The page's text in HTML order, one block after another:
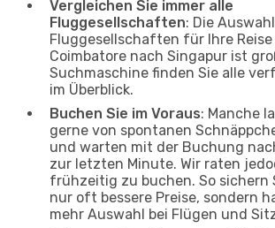
Vergleichen Sie immer alle
Fluggesellschaften: Die
Fluggesellschaften für Ihre Reise
Coimbatore nach Singapur ist
Suchmaschine finden Sie alle
im Überblick.
Buchen Sie im Voraus: Manche
gerne von spontanen
und warten mit der Buchung
zur letzten Minute. Wir raten
frühzeitig zu buchen. So sichern
nur oft bessere Preise, sondern
mehr Auswahl bei Flügen und